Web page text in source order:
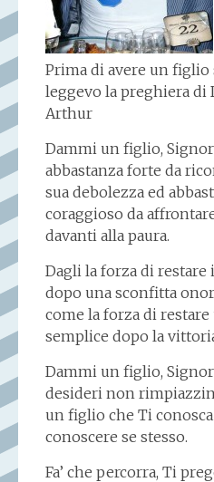
Prima di avere un figlio
leggevo la preghiera di
Arthur
Dammi un figlio,
abbastanza forte da
sua debolezza ed
coraggioso da
davanti alla paura.
Dagli la forza di restare
dopo una sconfitta
come la forza di restare
semplice dopo la
Dammi un figlio,
desideri non
un figlio che Ti conosca
conoscere se stesso.
Fa’ che percorra, Ti